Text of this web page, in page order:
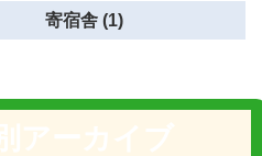
寄宿舎 (1)